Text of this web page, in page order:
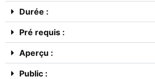
Durée :
Pré requis :
Aperçu :
Public :